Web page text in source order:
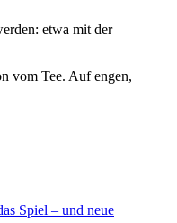
etwa mit der
vom Tee. Auf engen,
Spiel – und neue